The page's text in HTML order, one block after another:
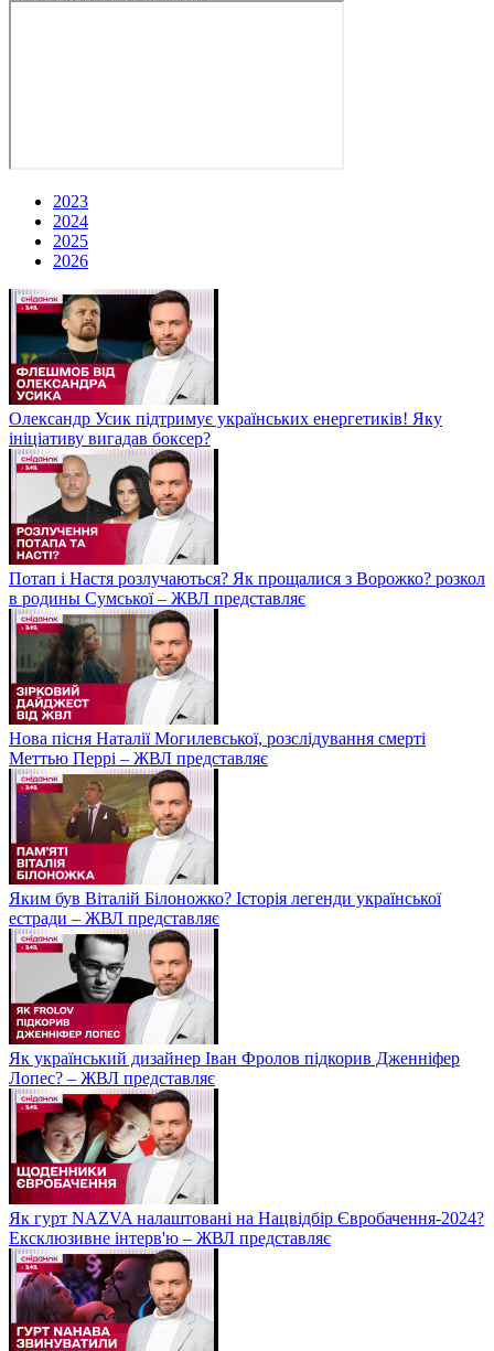
2023
2024
2025
2026
Олександр Усик підтримує українських енергетиків! Яку
ініціативу вигадав боксер?
Потап і Настя розлучаються? Як прощалися з Ворожко? розкол
в родины Сумської – ЖВЛ представляє
Нова пісня Наталії Могилевської, розслідування смерті
Меттью Перрі – ЖВЛ представляє
Яким був Віталій Білоножко? Історія легенди української
естради – ЖВЛ представляє
Як український дизайнер Іван Фролов підкорив Дженніфер
Лопес? – ЖВЛ представляє
Як гурт NAZVA налаштовані на Нацвідбір Євробачення-2024?
Ексклюзивне інтерв'ю – ЖВЛ представляє